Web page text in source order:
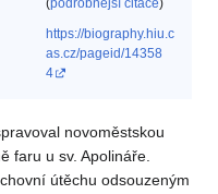
(podrobnější citace)
https://biography.hiu.c
as.cz/pageid/14358
4
novoměstskou
faru u sv. Apolináře.
útěchu odsouzeným